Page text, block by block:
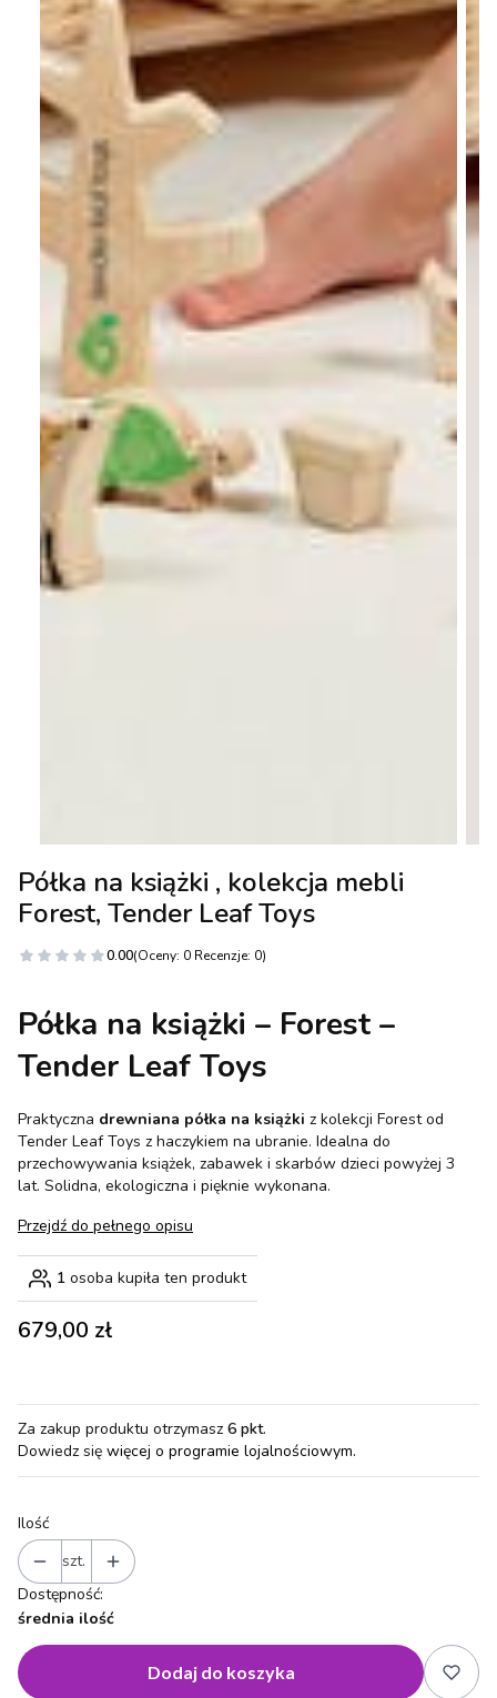
Półka na książki , kolekcja mebli
Forest, Tender Leaf Toys
0.00(Oceny: 0 Recenzje: 0)
Półka na książki – Forest –
Tender Leaf Toys
Praktyczna drewniana półka na książki z kolekcji Forest od
Tender Leaf Toys z haczykiem na ubranie. Idealna do
przechowywania książek, zabawek i skarbów dzieci powyżej 3
lat. Solidna, ekologiczna i pięknie wykonana.
Przejdź do pełnego opisu
1 osoba kupiła ten produkt
Cena
679,00 zł
Za zakup produktu otrzymasz 6 pkt.
Dowiedz się więcej o programie lojalnościowym.
Ilość
szt.
Dostępność:
średnia ilość
Dodaj do koszyka